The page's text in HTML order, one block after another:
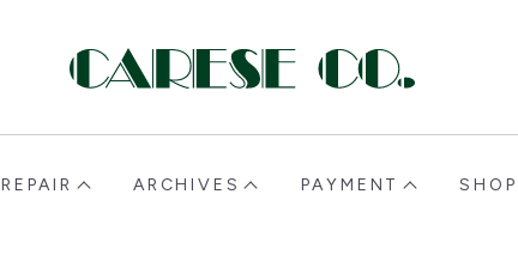
REPAIR ARCHIVES PAYMENT SHOP